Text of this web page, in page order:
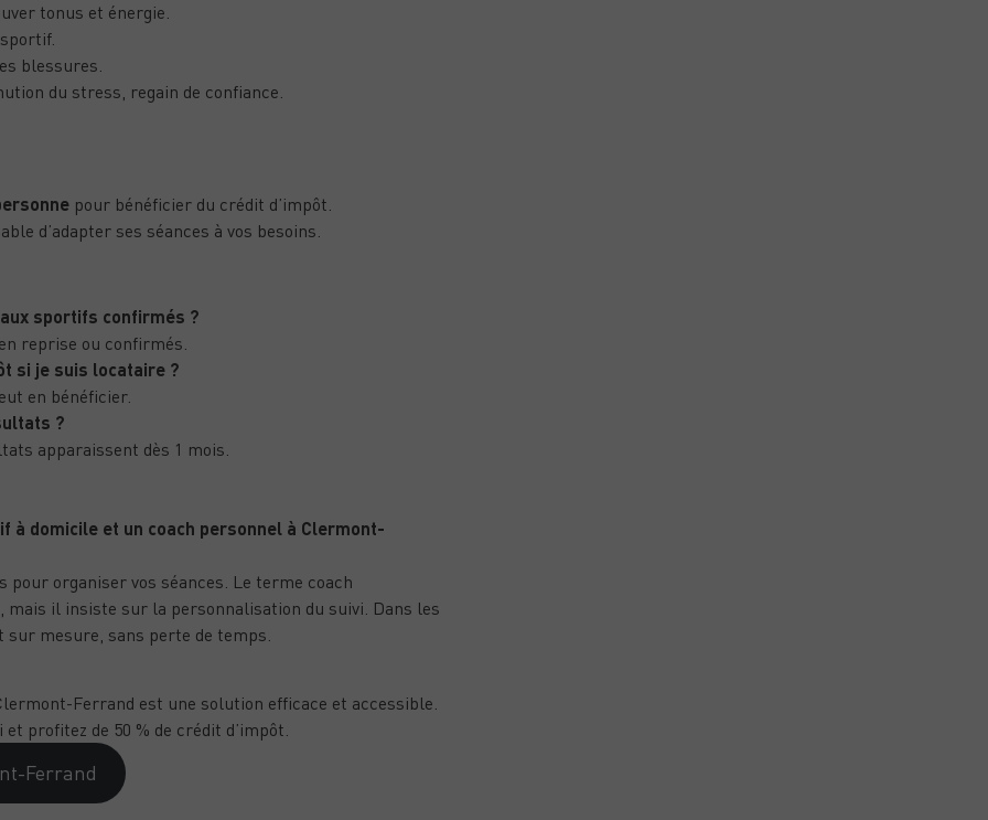
tonus et énergie.
blessures.
du stress, regain de confiance.
pour bénéficier du crédit d’impôt.
d’adapter ses séances à vos besoins.
sportifs confirmés ?
reprise ou confirmés.
si je suis locataire ?
en bénéficier.
?
apparaissent dès 1 mois.
à domicile et un coach personnel à Clermont-
pour organiser vos séances. Le terme coach
il insiste sur la personnalisation du suivi. Dans les
sur mesure, sans perte de temps.
Ferrand est une solution efficace et accessible.
profitez de 50 % de crédit d’impôt.
Ferrand